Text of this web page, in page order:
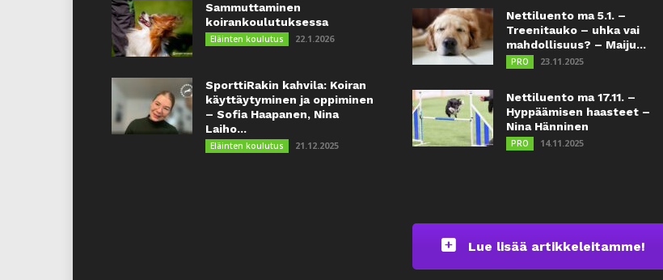
Sammuttaminen
koirankoulutuksessa
Eläinten koulutus 22.1.2026
SporttiRakin kahvila: Koiran
käyttäytyminen ja oppiminen
– Sofia Haapanen, Nina
Laiho...
Eläinten koulutus 21.12.2025
Nettiluento ma 5.1. –
Treenitauko – uhka vai
mahdollisuus? – Maiju...
PRO 23.11.2025
Nettiluento ma 17.11. –
Hyppäämisen haasteet –
Nina Hänninen
PRO 14.11.2025
Lue lisää artikkeleitamme!